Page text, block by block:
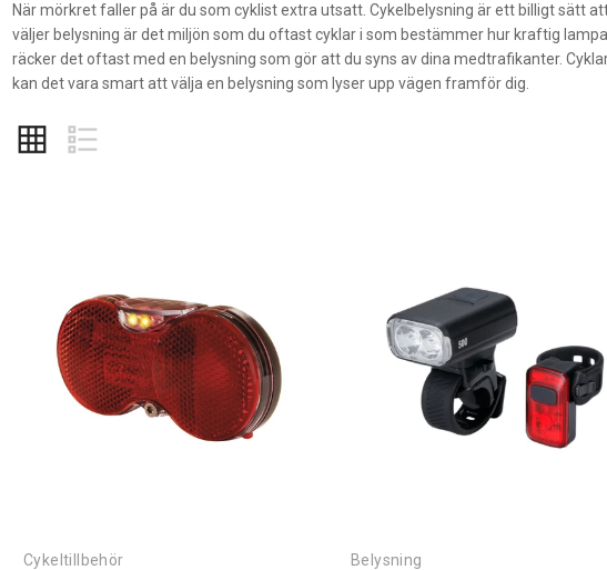
När mörkret faller på är du som cyklist extra utsatt. Cykelbelysning är ett billigt sätt
väljer belysning är det miljön som du oftast cyklar i som bestämmer hur kraftig
räcker det oftast med en belysning som gör att du syns av dina medtrafikanter.
kan det vara smart att välja en belysning som lyser upp vägen framför dig.
Cykeltillbehör Belysning